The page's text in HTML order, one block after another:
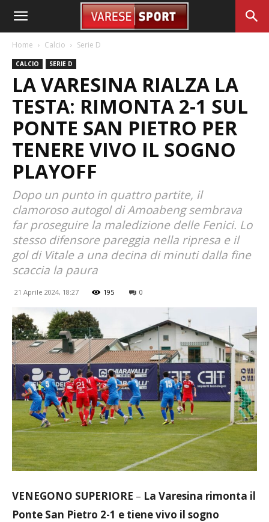
Home Calcio Serie D
CALCIO SERIE D
LA VARESINA RIALZA LA
TESTA: RIMONTA 2-1 SUL
PONTE SAN PIETRO PER
TENERE VIVO IL SOGNO
PLAYOFF
Dopo un punto in quattro partite, il
clamoroso autogol di Amoabeng sembrava
far proseguire la maledizione delle Fenici. Lo
stesso difensore pareggia nella ripresa e il
gol di Vitale a una decina di minuti dalla fine
scaccia la paura
21 Aprile 2024, 18:27 195 0
VENEGONO SUPERIORE – La Varesina rimonta il
Ponte San Pietro 2-1 e tiene vivo il sogno